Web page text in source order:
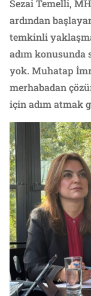
Sezai Temelli,
ardından
temkinli
adım konusunda
yok. Muhatap
merhabadan
için adım atmak